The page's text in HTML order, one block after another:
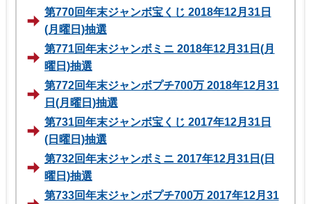
第770回年末ジャンボ宝くじ 2018年12月31日
(月曜日)抽選
第771回年末ジャンボミニ 2018年12月31日(月
曜日)抽選
第772回年末ジャンボプチ700万 2018年12月31
日(月曜日)抽選
第731回年末ジャンボ宝くじ 2017年12月31日
(日曜日)抽選
第732回年末ジャンボミニ 2017年12月31日(日
曜日)抽選
第733回年末ジャンボプチ700万 2017年12月31